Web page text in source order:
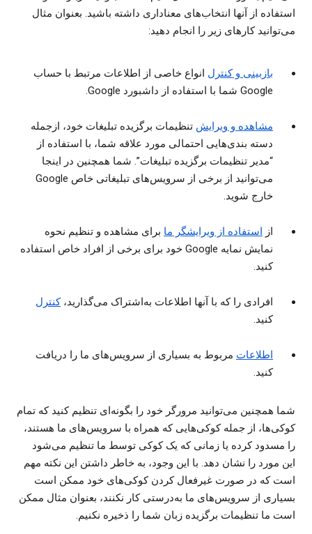
استفاده از آنها انتخاب‌های معناداری داشته باشید. بعنوان مثال
می‌توانید کارهای زیر را انجام دهید:
بازبینی و کنترل انواع خاصی از اطلاعات مرتبط با حساب
Google شما با استفاده از داشبورد Google.
مشاهده و ویرایش تنظیمات برگزیده تبلیغات خود، ازجمله
دسته‌ بندی‌هایی احتمالی مورد علاقه شما، با استفاده از
“مدیر تنظیمات برگزیده تبلیغات”. شما همچنین در اینجا
می‌توانید از برخی از سرویس‌های تبلیغاتی خاص Google
خارج شوید.
از استفاده از ویرایشگر ما برای مشاهده و تنظیم نحوه
نمایش نمایه Google خود برای برخی از افراد خاص استفاده
کنید.
افرادی را که با آنها اطلاعات به‌اشتراک می‌گذارید،کنترل
کنید.
اطلاعات مربوط به بسیاری از سرویس‌های ما را دریافت
کنید.
شما همچنین می‌توانید مرورگر خود را بگونه‌ای تنظیم کنید که تمام
کوکی‌ها، از جمله کوکی‌هایی که همراه با سرویس‌های ما هستند،
را مسدود کرده یا زمانی که یک کوکی توسط ما تنظیم می‌شود
این مورد را نشان دهد. با این وجود، به خاطر داشتن این نکته مهم
است که در صورت غیرفعال کردن کوکی‌های خود ممکن است
بسیاری از سرویس‌های ما به‌درستی کار نکنند، بعنوان مثال ممکن
است ما تنظیمات برگزیده زبان شما را ذخیره نکنیم.